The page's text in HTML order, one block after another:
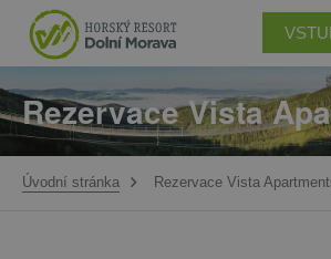
Rezervace Vista
Úvodní stránka Rezervace Vista